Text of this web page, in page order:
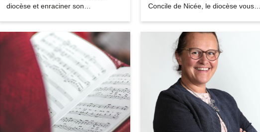
diocèse et enraciner son
Concile de Nicée, le diocèse vous
Homme, pour rencontrer ensemble
Jésus-Christ, vivant et agissant.